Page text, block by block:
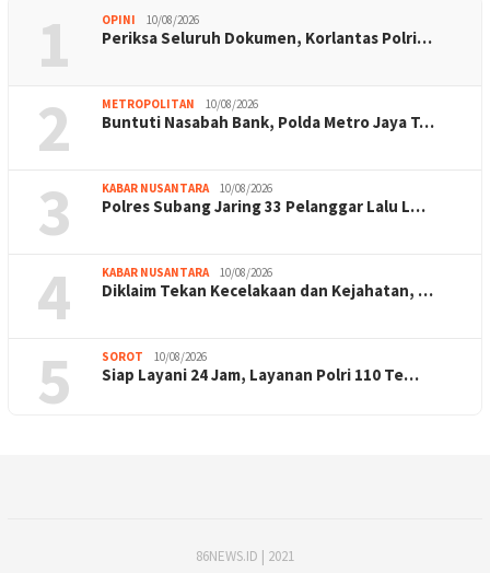
1 OPINI 10/08/2026
Periksa Seluruh Dokumen, Korlantas Polri…
2 METROPOLITAN 10/08/2026
Buntuti Nasabah Bank, Polda Metro Jaya T…
3 KABAR NUSANTARA 10/08/2026
Polres Subang Jaring 33 Pelanggar Lalu L…
4 KABAR NUSANTARA 10/08/2026
Diklaim Tekan Kecelakaan dan Kejahatan, …
5 SOROT 10/08/2026
Siap Layani 24 Jam, Layanan Polri 110 Te…
86NEWS.ID | 2021